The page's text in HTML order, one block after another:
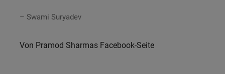
– Swami Suryadev
Von Pramod Sharmas Facebook-Seite